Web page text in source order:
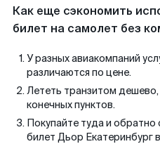
Как еще сэкономить
билет на самолет без
У разных авиакомпаний
различаются по цене.
Лететь транзитом
конечных пунктов.
Покупайте туда и обратно
билет Дьор Екатеринбург